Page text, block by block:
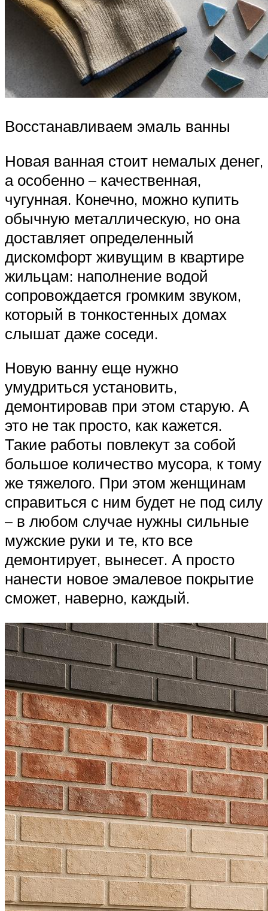
Восстанавливаем эмаль ванны
Новая ванная стоит немалых денег,
а особенно – качественная,
чугунная. Конечно, можно купить
обычную металлическую, но она
доставляет определенный
дискомфорт живущим в квартире
жильцам: наполнение водой
сопровождается громким звуком,
который в тонкостенных домах
слышат даже соседи.
Новую ванну еще нужно
умудриться установить,
демонтировав при этом старую. А
это не так просто, как кажется.
Такие работы повлекут за собой
большое количество мусора, к тому
же тяжелого. При этом женщинам
справиться с ним будет не под силу
– в любом случае нужны сильные
мужские руки и те, кто все
демонтирует, вынесет. А просто
нанести новое эмалевое покрытие
сможет, наверно, каждый.